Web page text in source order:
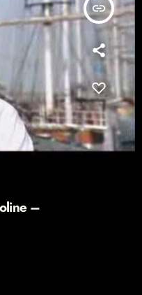
insert_link
–